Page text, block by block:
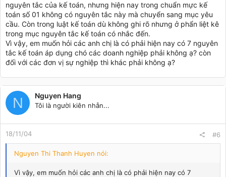
nguyên tắc của kế toán, nhưng hiện nay trong chuẩn mực kế
toán số 01 không có nguyên tắc này mà chuyển sang mục yêu
cầu. Còn trong luật kế toán dù không ghi rõ nhưng ở phẩn liệt kê
trong mục nguyên tắc kế toán có nhắc đến.
Vì vậy, em muốn hỏi các anh chị là có phải hiện nay có 7 nguyên
tắc kế toán áp dụng chó các doanh nghiệp phải không ạ? còn
đối với các đơn vị sự nghiệp thì khác phải không ạ?
N Nguyen Hang
Tôi là người kiên nhẫn...
18/11/04 #6
Nguyen Thi Thanh Huyen nói:
Vì vậy, em muốn hỏi các anh chị là có phải hiện nay có 7